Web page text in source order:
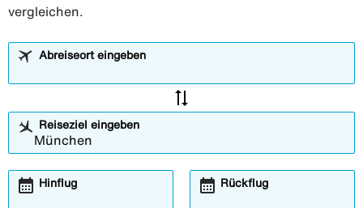
vergleichen.
Abreiseort eingeben
sync_alt
Reiseziel eingeben
Hinflug
calendar_month Rückflug
calendar_month